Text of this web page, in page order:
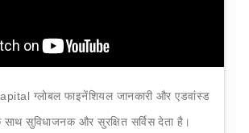
ग्लोबल फाइनेंशियल जानकारी और एडवांस्ड
साथ सुविधाजनक और सुरक्षित सर्विस देता है।